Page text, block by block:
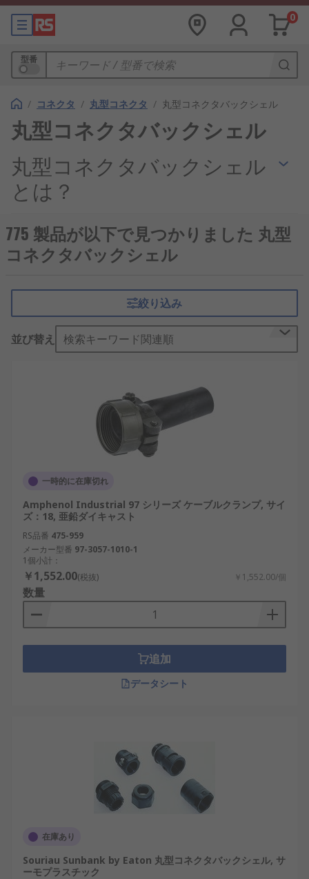
0
型番
/ コネクタ / 丸型コネクタ / 丸型コネクタバックシェル
丸型コネクタバックシェル
丸型コネクタバックシェル
とは？
丸型コネクタバックシェルは、 ケーブル とコネクタ
の接続部を保護し、機械的強度や電磁的シールド性
能を高めるための部品です。英語では「circular
器、通信装置など幅広い分野で使用されています。
特に、日本の産業用ロボットや再生可能エネルギー
装置など、厳しい環境での安定した接続を求められ
る場面で重要な役割を果たしています。
丸型コネクタバックシェルは、ケーブルが接続され
たコネクタの背面に取り付けられ、ケーブルの固定
や保護を行う構造になっています。金属または高耐
久樹脂で作られ、ケーブルの曲げや引っ張りによる
主な機能は、ケーブルのストレインリリーフ（引張
応力の緩和）、防塵・防水、電磁シールド（EMI保
護）です。これにより、外部環境によるノイズ干渉
を防ぎ、機器の信頼性を高めることができます。特
に、AI制御機器やIoT端末など、通信の安定性が重
視される装置では欠かせません。
丸型コネクタバックシェルとケーブルグランド
ェルはコネクタの一部として設計され、コネクタ本
体と一体化して使用されます。これに対し、ケーブ
ルグランドはパネルや筐体のケーブル貫通部に取り
付けられ、ケーブルの固定と防水を行います。
性能やケーブルの曲げ角度を調整できる構造を備え
る点が特徴です。一方、ケーブルグランドは構造が
比較的単純で、主に防塵や防水を目的としていま
775 製品が以下で見つかりました 丸型
コネクタバックシェル
絞り込み
並び替え 検索キーワード関連順
一時的に在庫切れ
Amphenol Industrial 97 シリーズ ケーブルクランプ, サイ
ズ：18, 亜鉛ダイキャスト
RS品番 475-959
メーカー型番 97-3057-1010-1
1個小計：
￥1,552.00(税抜) ￥1,552.00/個
数量
追加
データシート
在庫あり
Souriau Sunbank by Eaton 丸型コネクタバックシェル, サ
ーモプラスチック